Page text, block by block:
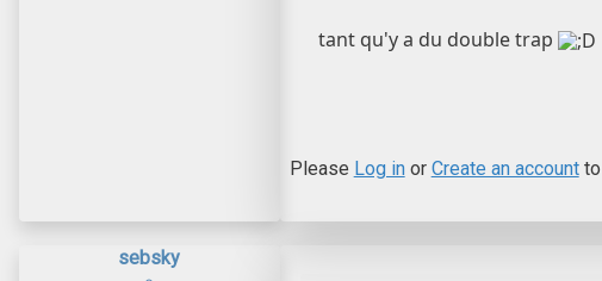
tant qu'y a du double trap
Please Log inor Create an accountto
sebsky